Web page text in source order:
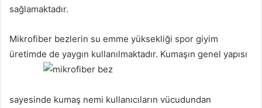
sağlamaktadır.
Mikrofiber bezlerin su emme yüksekliği spor giyim
üretimde de yaygın kullanılmaktadır. Kumaşın genel yapısı
sayesinde kumaş nemi kullanıcıların vücudundan